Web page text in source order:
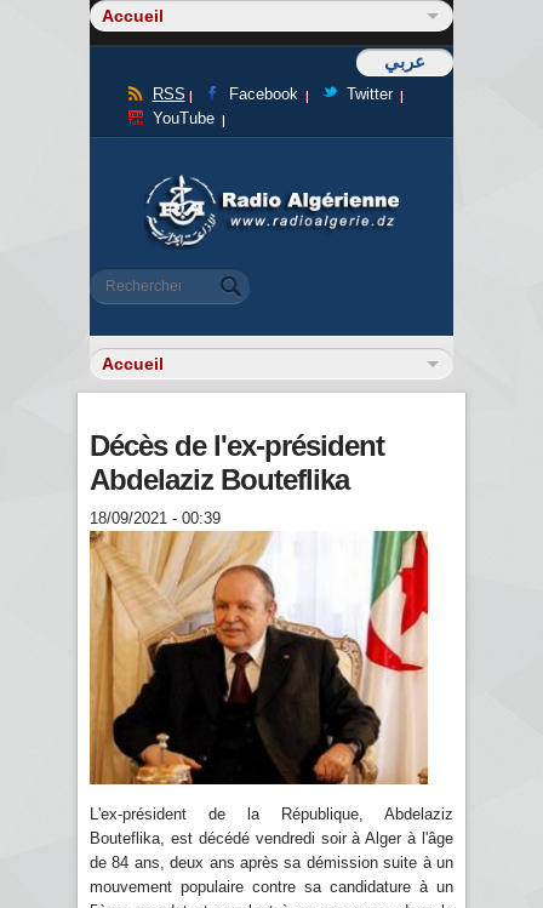
عربي
RSS Facebook
Twitter
YouTube
Formulaire de recherche
Rechercher
Décès de l'ex-président
Abdelaziz Bouteflika
18/09/2021 - 00:39
L'ex-président de la République, Abdelaziz
Bouteflika, est décédé vendredi soir à Alger à l'âge
de 84 ans, deux ans après sa démission suite à un
mouvement populaire contre sa candidature à un